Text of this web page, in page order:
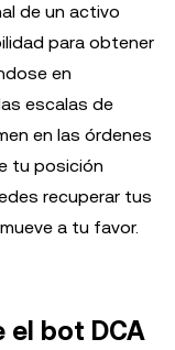
de un activo
para obtener
en
escalas de
en las órdenes
tu posición
recuperar tus
a tu favor.
el bot DCA